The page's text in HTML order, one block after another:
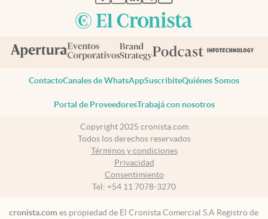
ContactoCanales de WhatsAppSuscribiteQuiénes Somos
Portal de ProveedoresTrabajá con nosotros
Copyright 2025 cronista.com
Todos los derechos reservados
Términos y condiciones
Privacidad
Consentimiento
Tel: +54 11 7078-3270
cronista.com es propiedad de El Cronista Comercial S.A Registro de